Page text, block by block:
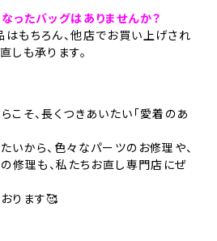
ったバッグはありませんか？
もちろん、他店でお買い上げされ
しも承ります。
こそ、長くつきあいたい「愛着のあ
いから、色々なパーツのお修理や、
修理も、私たちお直し専門店にぜ
ります🥰